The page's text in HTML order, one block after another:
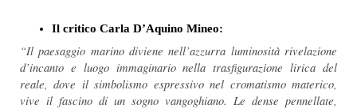
Il critico Carla D’Aquino Mineo:
“Il paesaggio marino diviene nell’azzurra luminosità rivelazione
d’incanto e luogo immaginario nella trasfigurazione lirica del
reale, dove il simbolismo espressivo nel cromatismo materico,
vive il fascino di un sogno vangoghiano. Le dense pennellate,